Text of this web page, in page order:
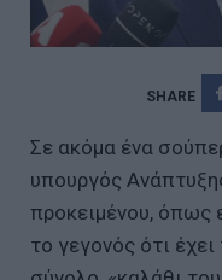
Σε ακόμα ένα
υπουργός
προκειμένου, όπως
το γεγονός ότι